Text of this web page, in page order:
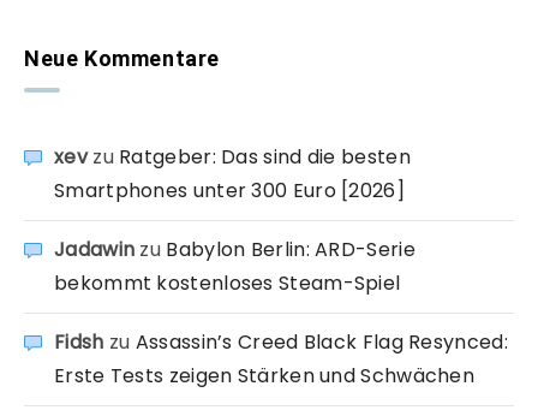
Neue Kommentare
xevzu Ratgeber: Das sind die besten
Smartphones unter 300 Euro [2026]
Jadawin zu Babylon Berlin: ARD-Serie
bekommt kostenloses Steam-Spiel
Fidsh zu Assassin’s Creed Black Flag Resynced:
Erste Tests zeigen Stärken und Schwächen